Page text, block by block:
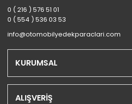
0 ( 216 ) 576 51 01
0 ( 554 ) 536 03 53
info@otomobilyedekparaclari.com
KURUMSAL
ALIŞVERİŞ